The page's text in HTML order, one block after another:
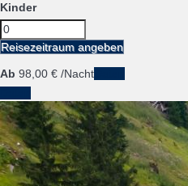
Kinder
Reisezeitraum angeben
Ab 98, 00 € /Nacht